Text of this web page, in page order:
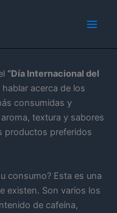
“Día Internacional del
acerca de los
consumidas y
textura y sabores
productos preferidos
consumo? Esta es una
existen. Son varios los
de cafeína,